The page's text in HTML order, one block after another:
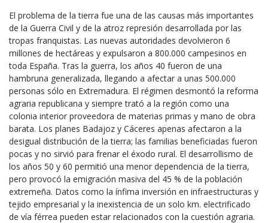
El problema de la tierra fue una de las causas más importantes
de la Guerra Civil y de la atroz represión desarrollada por las
tropas franquistas. Las nuevas autoridades devolvieron 6
millones de hectáreas y expulsaron a 800.000 campesinos en
toda España. Tras la guerra, los años 40 fueron de una
hambruna generalizada, llegando a afectar a unas 500.000
personas sólo en Extremadura. El régimen desmontó la reforma
agraria republicana y siempre trató a la región como una
colonia interior proveedora de materias primas y mano de obra
barata. Los planes Badajoz y Cáceres apenas afectaron a la
desigual distribución de la tierra; las familias beneficiadas fueron
pocas y no sirvió para frenar el éxodo rural. El desarrollismo de
los años 50 y 60 permitió una menor dependencia de la tierra,
pero provocó la emigración masiva del 45 % de la población
extremeña. Datos como la ínfima inversión en infraestructuras y
tejido empresarial y la inexistencia de un solo km. electrificado
de vía férrea pueden estar relacionados con la cuestión agraria.